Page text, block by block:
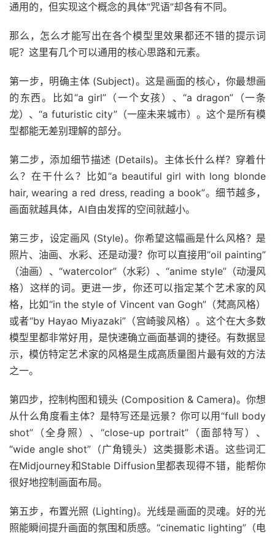
通用的，但实现这个概念的具体“咒语”却各有不同。
那么，怎么才能写出在各个模型里效果都还不错的提示词
呢？这里有几个可以通用的核心思路和元素。
第一步，明确主体 (Subject)。这是画面的核心，你最想画
的东西。比如“a girl”（一个女孩）、“a dragon”（一条
龙）、“a futuristic city”（一座未来城市）。这个是所有模
型都能无差别理解的部分。
第二步，添加细节描述 (Details)。主体长什么样？穿着什
么？在干什么？比如“a beautiful girl with long blonde
hair, wearing a red dress, reading a book”。细节越多，
画面就越具体，AI自由发挥的空间就越小。
第三步，设定画风 (Style)。你希望这幅画是什么风格？是
照片、油画、水彩、还是动漫？你可以直接用“oil painting”
（油画）、“watercolor”（水彩）、“anime style”（动漫风
格）这样的词。更进一步，你还可以指定某个艺术家的风
格，比如“in the style of Vincent van Gogh”（梵高风格）
或者“by Hayao Miyazaki”（宫崎骏风格）。这个在大多数
模型里都非常好用，是快速确立画面基调的捷径。有数据显
示，模仿特定艺术家的风格是生成高质量图片最有效的方法
之一。
第四步，控制构图和镜头 (Composition & Camera)。你想
从什么角度看主体？是特写还是远景？你可以用“full body
shot”（全身照）、“close-up portrait”（面部特写）、
“wide angle shot”（广角镜头）这类摄影术语。这些词汇
在Midjourney和Stable Diffusion里都表现得不错，能帮你
很好地控制画面布局。
第五步，布置光照 (Lighting)。光线是画面的灵魂。好的光
照能瞬间提升画面的氛围和质感。“cinematic lighting”（电